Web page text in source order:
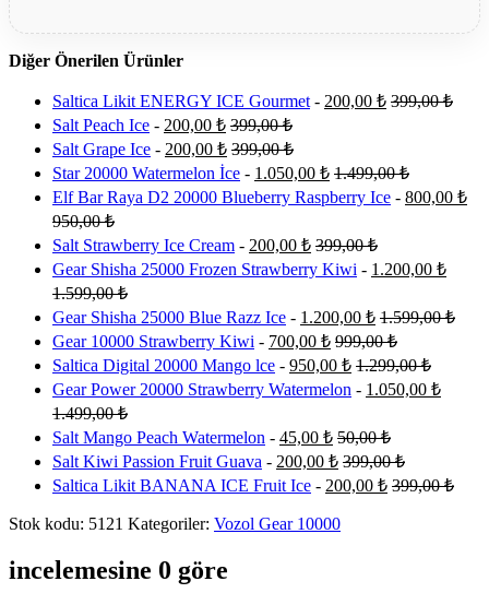
Diğer Önerilen Ürünler
Saltica Likit ENERGY ICE Gourmet - 200,00 ₺ 399,00₺
Salt Peach Ice - 200,00 ₺ 399,00₺
Salt Grape Ice - 200,00 ₺ 399,00₺
Star 20000 Watermelon İce - 1.050,00 ₺ 1.499,00₺
Elf Bar Raya D2 20000 Blueberry Raspberry Ice - 800,00 ₺
950,00₺
Salt Strawberry Ice Cream - 200,00 ₺ 399,00₺
Gear Shisha 25000 Frozen Strawberry Kiwi - 1.200,00 ₺
1.599,00₺
Gear Shisha 25000 Blue Razz Ice - 1.200,00 ₺ 1.599,00₺
Gear 10000 Strawberry Kiwi - 700,00 ₺ 999,00₺
Saltica Digital 20000 Mango lce - 950,00 ₺ 1.299,00₺
Gear Power 20000 Strawberry Watermelon - 1.050,00 ₺
1.499,00₺
Salt Mango Peach Watermelon - 45,00 ₺ 50,00₺
Salt Kiwi Passion Fruit Guava - 200,00 ₺ 399,00₺
Saltica Likit BANANA ICE Fruit Ice - 200,00 ₺ 399,00₺
Stok kodu: 5121 Kategoriler: Vozol Gear 10000
incelemesine 0 göre